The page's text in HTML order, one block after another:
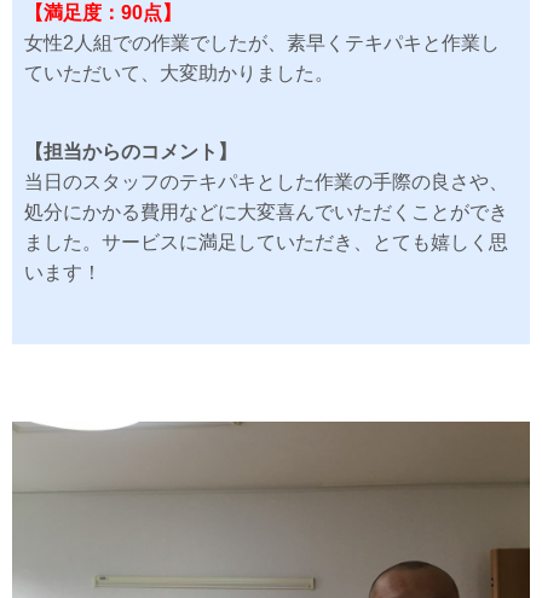
【満足度：90点】
女性2人組での作業でしたが、素早くテキパキと作業し
ていただいて、大変助かりました。
【担当からのコメント】
当日のスタッフのテキパキとした作業の手際の良さや、
処分にかかる費用などに大変喜んでいただくことができ
ました。サービスに満足していただき、とても嬉しく思
います！